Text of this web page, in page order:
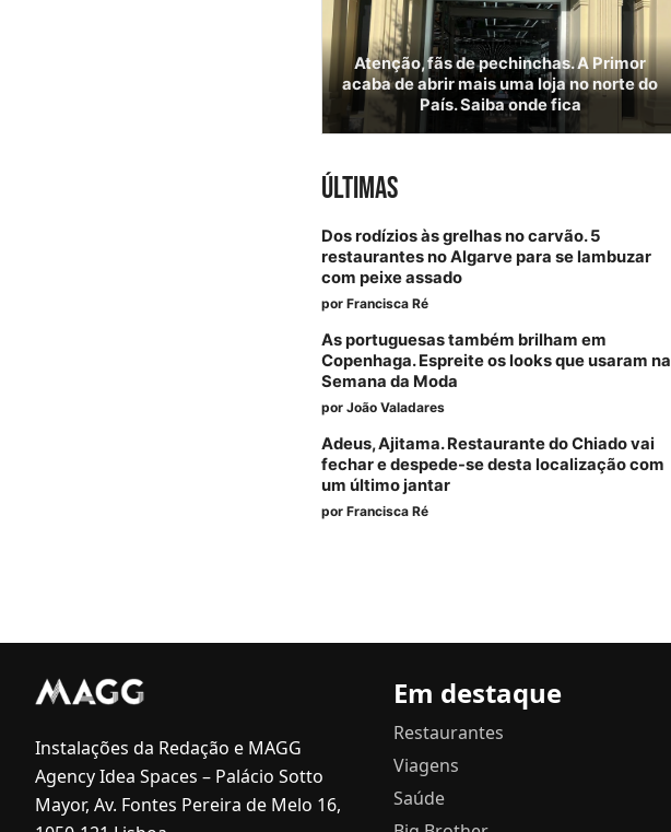
Atenção, fãs de pechinchas. A Primor
acaba de abrir mais uma loja no norte do
País. Saiba onde fica
ÚLTIMAS
Dos rodízios às grelhas no carvão. 5
restaurantes no Algarve para se lambuzar
com peixe assado
por Francisca Ré
As portuguesas também brilham em
Copenhaga. Espreite os looks que usaram na
Semana da Moda
por João Valadares
Adeus, Ajitama. Restaurante do Chiado vai
fechar e despede-se desta localização com
um último jantar
por Francisca Ré
Instalações da Redação e MAGG
Agency Idea Spaces – Palácio Sotto
Mayor, Av. Fontes Pereira de Melo 16,
Em destaque
Restaurantes
Viagens
Saúde